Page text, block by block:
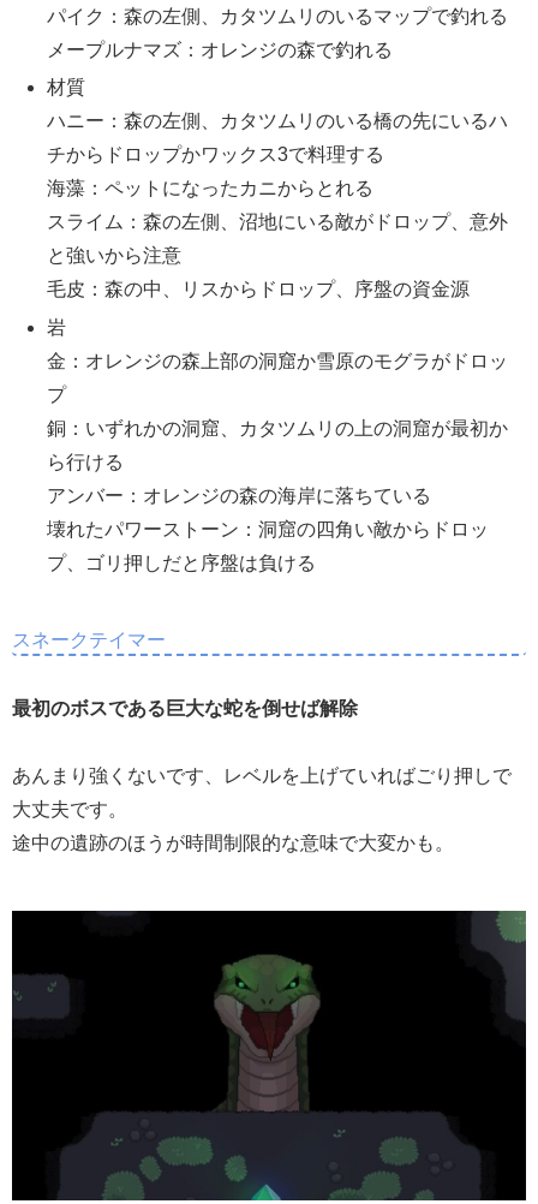
パイク：森の左側、カタツムリのいるマップで釣れる
メープルナマズ：オレンジの森で釣れる
材質
ハニー：森の左側、カタツムリのいる橋の先にいるハ
チからドロップかワックス3で料理する
海藻：ペットになったカニからとれる
スライム：森の左側、沼地にいる敵がドロップ、意外
と強いから注意
毛皮：森の中、リスからドロップ、序盤の資金源
岩
金：オレンジの森上部の洞窟か雪原のモグラがドロッ
プ
銅：いずれかの洞窟、カタツムリの上の洞窟が最初か
ら行ける
アンバー：オレンジの森の海岸に落ちている
壊れたパワーストーン：洞窟の四角い敵からドロッ
プ、ゴリ押しだと序盤は負ける
スネークテイマー
最初のボスである巨大な蛇を倒せば解除
あんまり強くないです、レベルを上げていればごり押しで
大丈夫です。
途中の遺跡のほうが時間制限的な意味で大変かも。